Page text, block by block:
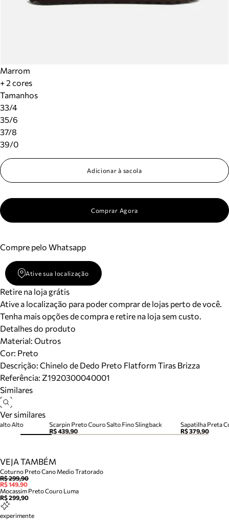
Marrom
+ 2 cores
Tamanhos
33/4
35/6
37/8
39/0
Adicionar à sacola
Comprar Agora
Compre pelo Whatsapp
Ative sua localização
Retire na loja grátis
Ative a localização para poder comprar de lojas perto de você.
Tenha mais opções de compra e retire na loja sem custo.
Detalhes do produto
Material: Outros
Cor: Preto
Descrição: Chinelo de Dedo Preto Flatform Tiras Brizza
Referência: Z1920300040001
Similares
Ver similares
Scarpin Preto Couro Salto Fino Slingback
R$ 439,90
Sapatilha Preta
R$ 379,90
Alto
VEJA TAMBÉM
Coturno Preto Cano Medio Tratorado
R$ 299,90
R$ 149,90
Mocassim Preto Couro Luma
R$ 299,90
experimente